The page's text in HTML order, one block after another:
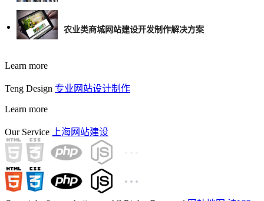
农业类商城网站建设开发制作解决方案
Learn more
Teng Design 专业网站设计制作
Learn more
Our Service 上海网站建设